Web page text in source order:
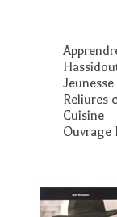
Jeunesse
Reliures
Cuisine
Ouvrage